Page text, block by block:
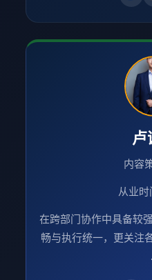
卢
内容
从业时
在跨部门协作中具备较
畅与执行统一，更关注